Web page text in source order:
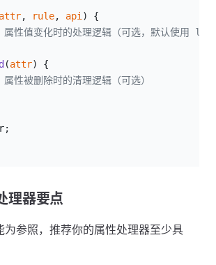
attr, rule, api ) {
性值变化时的处理逻辑（可选，默认使用
(attr) {
性被删除时的清理逻辑（可选）
理器要点
为参照，推荐你的属性处理器至少具